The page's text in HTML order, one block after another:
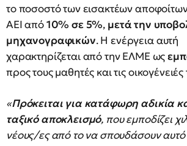
το ποσοστό των εισακτέων
ΑΕΙ από10% σε 5%, μετά την
μηχανογραφικών. Η ενέργεια αυτή
χαρακτηρίζεται από την ΕΛΜΕ ως
προς τους μαθητές και τις οικογένειές
«Πρόκειται για κατάφωρη αδικία
ταξικό αποκλεισμό, που εμποδίζει
νέους/ες από το να σπουδάσουν